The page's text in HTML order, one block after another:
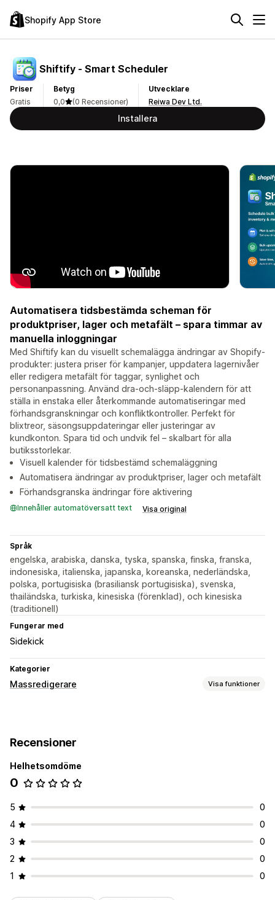
Shopify App Store
Shiftify ‑ Smart Scheduler
Priser
Gratis
Betyg
0,0
(0 Recensioner)
Utvecklare
Reiwa Dev Ltd.
Installera
Automatisera tidsbestämda scheman för
produktpriser, lager och metafält – spara timmar av
manuella inloggningar
Med Shiftify kan du visuellt schemalägga ändringar av Shopify-
produkter: justera priser för kampanjer, uppdatera lagernivåer
eller redigera metafält för taggar, synlighet och
personanpassning. Använd dra-och-släpp-kalendern för att
ställa in enstaka eller återkommande automatiseringar med
förhandsgranskningar och konfliktkontroller. Perfekt för
blixtreor, säsongsuppdateringar eller justeringar av
kundkonton. Spara tid och undvik fel – skalbart för alla
butiksstorlekar.
Visuell kalender för tidsbestämd schemaläggning
Automatisera ändringar av produktpriser, lager och metafält
Förhandsgranska ändringar före aktivering
Innehåller automatöversatt text Visa original
Språk
engelska, arabiska, danska, tyska, spanska, finska, franska,
indonesiska, italienska, japanska, koreanska, nederländska,
polska, portugisiska (brasiliansk portugisiska), svenska,
thailändska, turkiska, kinesiska (förenklad), och kinesiska
(traditionell)
Fungerar med
Sidekick
Kategorier
Massredigerare Visa funktioner
Schemalagda uppgifter
Recensioner
Helhetsomdöme
0
5
0
4
0
3
0
2
0
1
0